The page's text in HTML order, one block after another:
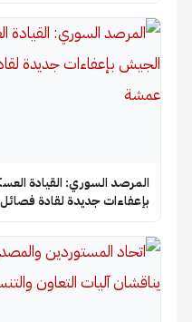
المرصد السوري: القيادة
بإعفاءات جديدة لقادة